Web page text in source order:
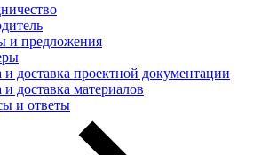
и предложения
и доставка проектной документации
доставка материалов
и ответы